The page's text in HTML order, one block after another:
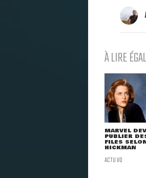
À LIRE
MARVEL
PUBLIER
FILES
HICKMAN
ACTU VO